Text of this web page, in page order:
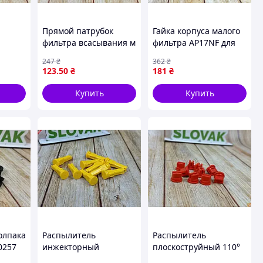
с
Прямой патрубок
фильтра всасывания м
дюйма AP15WP40 для
надежного
подключения
123.50 ₴
247₴
Купить
Гайка корпуса малого
фильтра AP17NF для
черная резьбовая для
крепления крышки
фильтра
181 ₴
362₴
Купить
Распылитель
инжекторный
Распылитель
плоскоструйный 110°